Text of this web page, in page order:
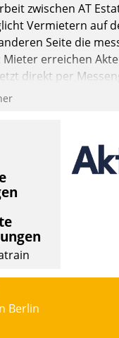
zwischen AT
Vermietern auf
Seite die
erreichen
direkt per
Berlin